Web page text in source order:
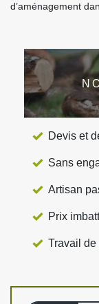
d’aménagement
Devis et
Sans
Artisan
Prix
Travail